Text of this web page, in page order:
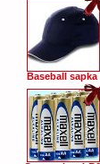
Baseball sapka